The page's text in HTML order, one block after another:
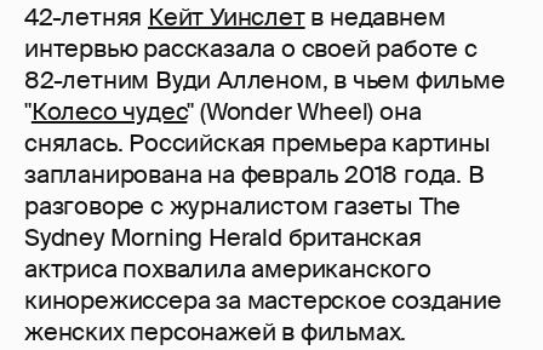
42-летняя Кейт Уинслетв недавнем
интервью рассказала о своей работе с
82-летним Вуди Алленом, в чьем фильме
"Колесо чудес" (Wonder Wheel) она
снялась. Российская премьера картины
запланирована на февраль 2018 года. В
разговоре с журналистом газеты The
Sydney Morning Herald британская
актриса похвалила американского
кинорежиссера за мастерское создание
женских персонажей в фильмах.